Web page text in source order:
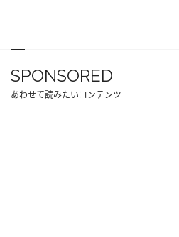
SPONSORED
あわせて読みたいコンテンツ